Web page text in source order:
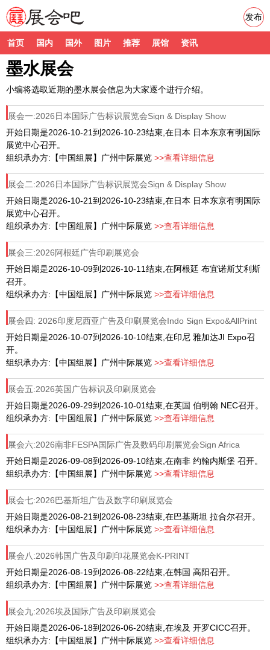
首页 国内 国外 图片 推荐 展馆 资讯
发布
墨水展会
小编将选取近期的墨水展会信息为大家逐个进行介绍。
展会一:2026日本国际广告标识展览会Sign & Display Show
开始日期是2026-10-21到2026-10-23结束,在日本 日本东京有明国际
展览中心召开。
组织承办方:【中国组展】广州中际展览 >>查看详细信息
展会二:2026日本国际广告标识展览会Sign & Display Show
开始日期是2026-10-21到2026-10-23结束,在日本 日本东京有明国际
展览中心召开。
组织承办方:【中国组展】广州中际展览 >>查看详细信息
展会三:2026阿根廷广告印刷展览会
开始日期是2026-10-09到2026-10-11结束,在阿根廷 布宜诺斯艾利斯
召开。
组织承办方:【中国组展】广州中际展览 >>查看详细信息
展会四: 2026印度尼西亚广告及印刷展览会Indo Sign Expo&AllPrint
开始日期是2026-10-07到2026-10-10结束,在印尼 雅加达JI Expo召
开。
组织承办方:【中国组展】广州中际展览 >>查看详细信息
展会五:2026英国广告标识及印刷展览会
开始日期是2026-09-29到2026-10-01结束,在英国 伯明翰 NEC召开。
组织承办方:【中国组展】广州中际展览 >>查看详细信息
展会六:2026南非FESPA国际广告及数码印刷展览会Sign Africa
开始日期是2026-09-08到2026-09-10结束,在南非 约翰内斯堡 召开。
组织承办方:【中国组展】广州中际展览 >>查看详细信息
展会七:2026巴基斯坦广告及数字印刷展览会
开始日期是2026-08-21到2026-08-23结束,在巴基斯坦 拉合尔召开。
组织承办方:【中国组展】广州中际展览 >>查看详细信息
展会八:2026韩国广告及印刷印花展览会K-PRINT
开始日期是2026-08-19到2026-08-22结束,在韩国 高阳召开。
组织承办方:【中国组展】广州中际展览 >>查看详细信息
展会九:2026埃及国际广告及印刷展览会
开始日期是2026-06-18到2026-06-20结束,在埃及 开罗CICC召开。
组织承办方:【中国组展】广州中际展览 >>查看详细信息